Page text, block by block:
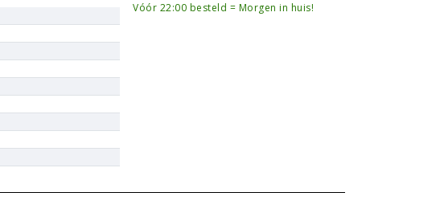
Vóór 22:00 besteld = Morgen in huis!